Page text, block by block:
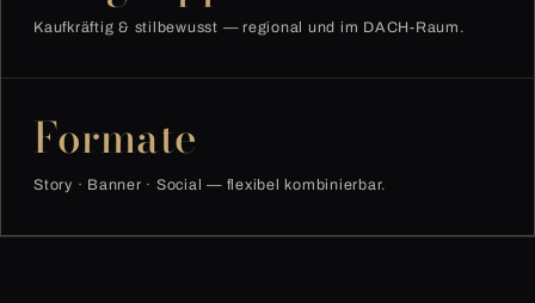
Kaufkräftig & stilbewusst — regional und im DACH-Raum.
Formate
Story · Banner · Social — flexibel kombinierbar.